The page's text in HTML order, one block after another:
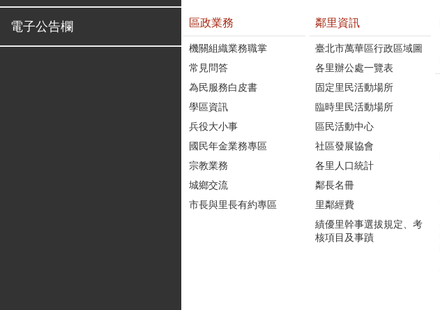
電子公告欄 區政業務
機關組織業務職掌
常見問答
為民服務白皮書
學區資訊
兵役大小事
國民年金業務專區
宗教業務
城鄉交流
市長與里長有約專區
鄰里資訊
臺北市萬華區行政區域圖
各里辦公處一覽表
固定里民活動場所
臨時里民活動場所
區民活動中心
社區發展協會
各里人口統計
鄰長名冊
里鄰經費
績優里幹事選拔規定、考
核項目及事蹟